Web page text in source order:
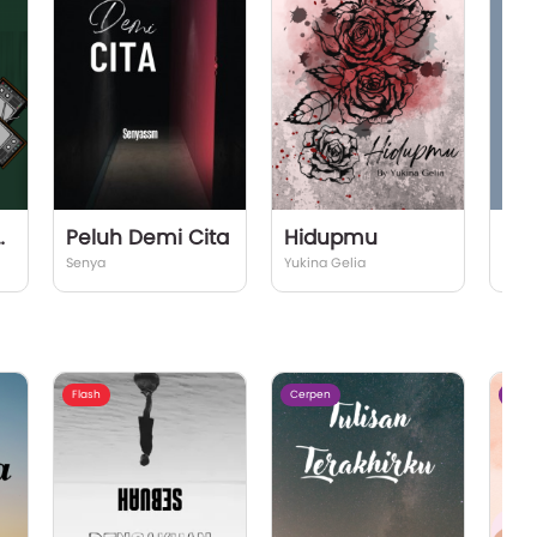
Peluh Demi Cita
Senya
Hidupmu
Yukina Gelia
Flash Cerpen